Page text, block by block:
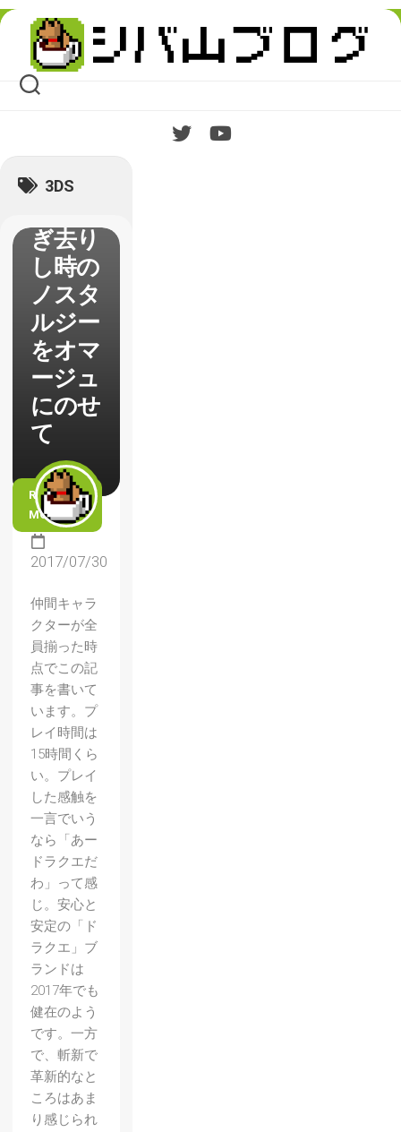
Skip
content
3DS
【ドラ
ゴンク
エスト
11】
ンプレ
ッショ
ぎ去り
し時の
ノスタ
ルジー
をオマ
ージュ
にのせ
て
READ
MORE
2017/07/30
仲間キャラ
クターが全
員揃った時
点でこの記
事を書いて
います。プ
レイ時間は
15時間くら
い。プレイ
した感触を
一言でいう
なら「あー
ドラクエだ
わ」って感
じ。安心と
安定の「ド
ラクエ」ブ
ランドは
2017年でも
健在のよう
です。一方
で、斬新で
革新的なと
ころはあま
り感じられ